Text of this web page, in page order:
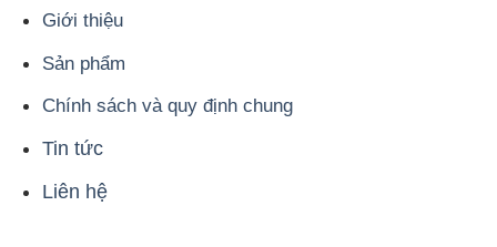
Tin tức
Liên hệ
📞
PHÒNG KINH DOANH - CÔNG TY HÓA CHẤT
ĐẮC TRƯỜNG PHÁT